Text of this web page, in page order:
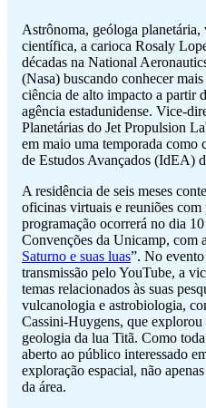
Astrônoma, geóloga
científica, a carioca Rosaly
décadas na National
(Nasa) buscando conhecer
ciência de alto impacto a partir
agência estadunidense. Vice-
Planetárias do Jet Propulsion
em maio uma temporada como
de Estudos Avançados (IdEA)
A residência de seis meses
oficinas virtuais e reuniões com
programação ocorrerá no dia
Convenções da Unicamp, com
Saturno e suas luas”. No
transmissão pelo YouTube, a
temas relacionados às suas
vulcanologia e astrobiologia,
Cassini-Huygens, que explorou
geologia da lua Titã. Como
aberto ao público interessado
exploração espacial, não
da área.